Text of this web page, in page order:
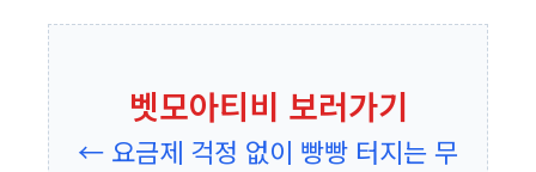
벳모아티비 보러가기
← 요금제 걱정 없이 빵빵 터지는 무